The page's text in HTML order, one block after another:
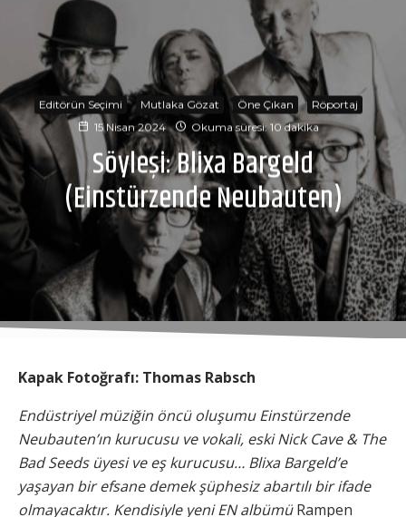
Editörün Seçimi Mutlaka Gözat Öne Çıkan
Röportaj
15 Nisan 2024
Okuma süresi: 10 dakika
Söyleşi: Blixa Bargeld
(Einstürzende Neubauten)
Kapak Fotoğrafı: Thomas Rabsch
Endüstriyel müziğin öncü oluşumu Einstürzende
Neubauten’ın kurucusu ve vokali, eski Nick Cave & The
Bad Seeds üyesi ve eş kurucusu… Blixa Bargeld’e
yaşayan bir efsane demek şüphesiz abartılı bir ifade
olmayacaktır. Kendisiyle yeni EN albümüRampen